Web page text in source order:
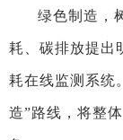
绿色制造，
耗、碳排放提出
耗在线监测系统
造”路线，将整